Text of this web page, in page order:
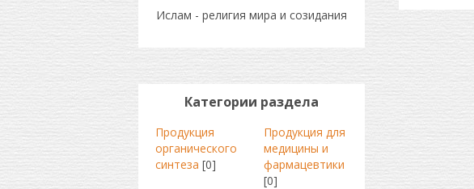
Ислам - религия мира и созидания
Категории раздела
Продукция
органического
синтеза [0]
Продукция для
медицины и
фармацевтики
[0]